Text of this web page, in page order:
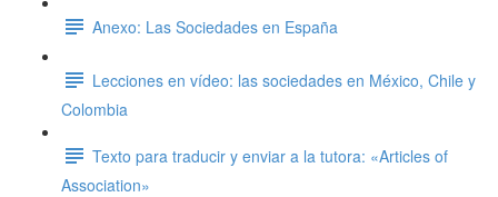
Anexo: Las Sociedades en España
Lecciones en vídeo: las sociedades en México, Chile y
Colombia
Texto para traducir y enviar a la tutora: «Articles of
Association»